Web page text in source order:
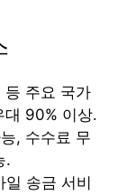
등 주요 국가
대 90% 이상.
, 수수료 무
.
일 송금 서비